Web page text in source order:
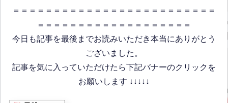
＝＝＝＝＝＝＝＝＝＝＝＝＝＝＝＝＝＝＝＝＝＝＝＝＝
＝＝＝＝＝＝＝＝＝＝＝＝＝＝＝＝＝＝＝
今日も記事を最後までお読みいただき本当にありがとう
ございました。
記事を気に入っていただけたら下記バナーのクリックを
お願いします ↓↓↓↓↓